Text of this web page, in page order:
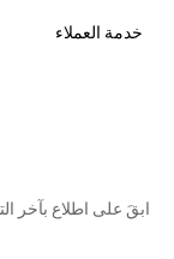
خدمة العملاء
ابقَ على اطلاع بآخر